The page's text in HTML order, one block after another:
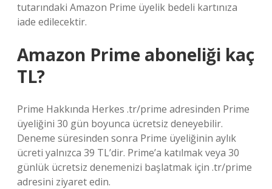
tutarındaki Amazon Prime üyelik bedeli kartınıza
iade edilecektir.
Amazon Prime aboneliği kaç
TL?
Prime Hakkında Herkes .tr/prime adresinden Prime
üyeliğini 30 gün boyunca ücretsiz deneyebilir.
Deneme süresinden sonra Prime üyeliğinin aylık
ücreti yalnızca 39 TL’dir. Prime’a katılmak veya 30
günlük ücretsiz denemenizi başlatmak için .tr/prime
adresini ziyaret edin.